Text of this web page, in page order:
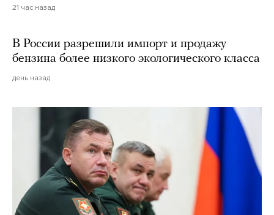
21 час назад
В России разрешили импорт и продажу
бензина более низкого экологического класса
день назад